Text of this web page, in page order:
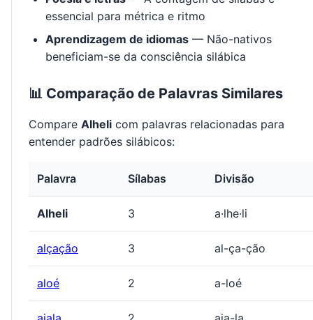
essencial para métrica e ritmo
Aprendizagem de idiomas — Não-nativos
beneficiam-se da consciência silábica
📊 Comparação de Palavras Similares
Compare Alheli com palavras relacionadas para
entender padrões silábicos:
Palavra Sílabas Divisão
Alheli 3 a·lhe·li
alçação 3 al-ça-ção
aloé 2 a-loé